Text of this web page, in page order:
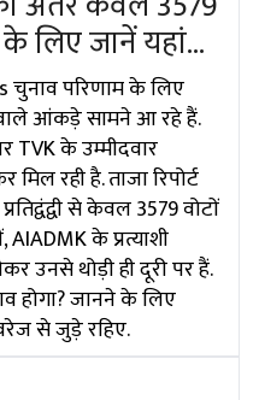
लिए जानें यहां...
चुनाव परिणाम के लिए
आंकड़े सामने आ रहे हैं.
TVK के उम्मीदवार
रही है. ताजा रिपोर्ट
से केवल 3579 वोटों
के प्रत्याशी
उनसे थोड़ी ही दूरी पर हैं.
होगा? जानने के लिए
से जुड़े रहिए.